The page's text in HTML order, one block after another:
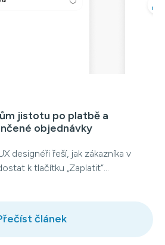
jistotu po platbě a
objednávky
designéři řeší, jak zákazníka v
k tlačítku „Zaplatit“...
článek